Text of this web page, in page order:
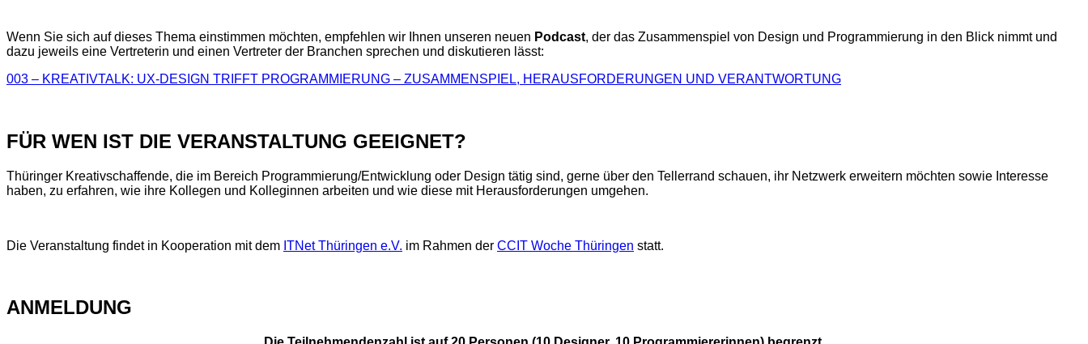
Wenn Sie sich auf dieses Thema einstimmen möchten, empfehlen wir Ihnen unseren neuen Podcast, der das Zusammenspiel von Design und Programmierung in den Blick nimmt und
dazu jeweils eine Vertreterin und einen Vertreter der Branchen sprechen und diskutieren lässt:
003 – KREATIVTALK: UX-DESIGN TRIFFT PROGRAMMIERUNG – ZUSAMMENSPIEL, HERAUSFORDERUNGEN UND VERANTWORTUNG
FÜR WEN IST DIE VERANSTALTUNG GEEIGNET?
Thüringer Kreativschaffende, die im Bereich Programmierung/Entwicklung oder Design tätig sind, gerne über den Tellerrand schauen, ihr Netzwerk erweitern möchten sowie Interesse
haben, zu erfahren, wie ihre Kollegen und Kolleginnen arbeiten und wie diese mit Herausforderungen umgehen.
Die Veranstaltung findet in Kooperation mit dem ITNet Thüringen e.V. im Rahmen der CCIT Woche Thüringen statt.
ANMELDUNG